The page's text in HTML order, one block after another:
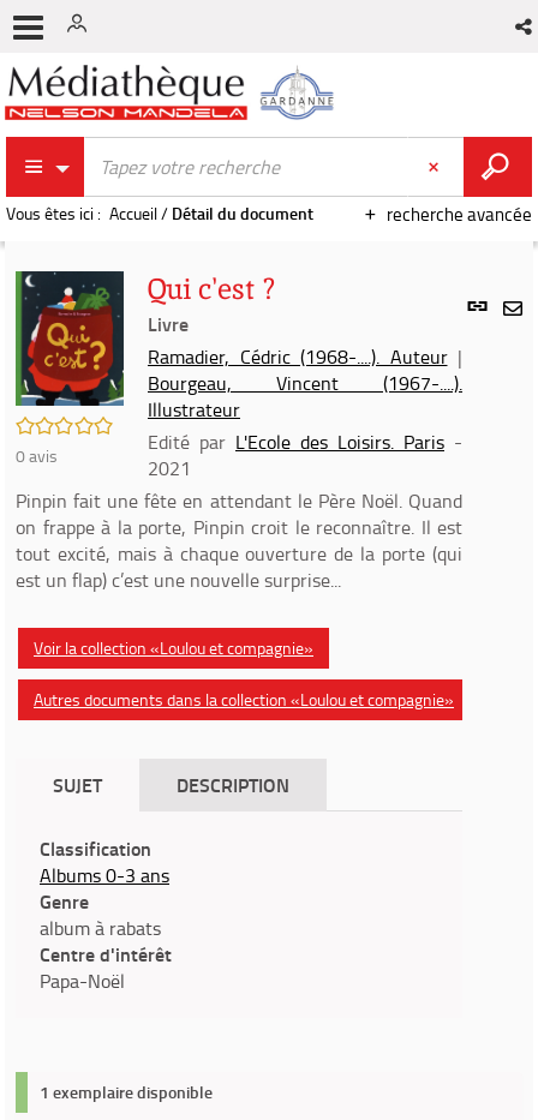
recherche avancée
Vous êtes ici : Accueil/ Détail du document
Lien
/5
0avis
Qui c'est ?
Livre
Ramadier, Cédric (1968-....). Auteur|
Bourgeau, Vincent (1967-....).
Illustrateur
Edité par L'Ecole des Loisirs. Paris -
2021
Pinpin fait une fête en attendant le Père Noël. Quand
on frappe à la porte, Pinpin croit le reconnaître. Il est
tout excité, mais à chaque ouverture de la porte (qui
est un flap) c’est une nouvelle surprise...
Voir la collection «Loulou et compagnie»
Autres documents dans la collection «Loulou et compagnie»
SUJET DESCRIPTION
Classification
Albums 0-3 ans
Genre
album à rabats
Centre d'intérêt
Papa-Noël
1 exemplaire disponible